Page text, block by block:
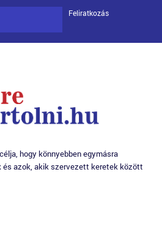
Feliratkozás
hogy könnyebben egymásra
azok, akik szervezett keretek között